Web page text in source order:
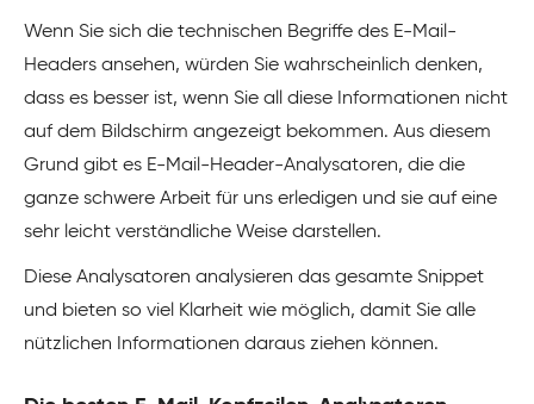
Wenn Sie sich die technischen Begriffe des E-Mail-
Headers ansehen, würden Sie wahrscheinlich denken,
dass es besser ist, wenn Sie all diese Informationen nicht
auf dem Bildschirm angezeigt bekommen. Aus diesem
Grund gibt es E-Mail-Header-Analysatoren, die die
ganze schwere Arbeit für uns erledigen und sie auf eine
sehr leicht verständliche Weise darstellen.
Diese Analysatoren analysieren das gesamte Snippet
und bieten so viel Klarheit wie möglich, damit Sie alle
nützlichen Informationen daraus ziehen können.